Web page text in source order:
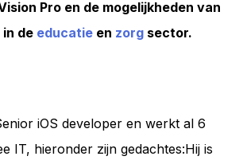
Pro en de mogelijkheden van
de educatie en zorg sector.
iOS developer en werkt al 6
IT, hieronder zijn gedachtes:Hij is